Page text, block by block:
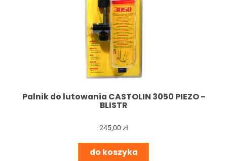
Palnik do lutowania CASTOLIN 3050 PIEZO -
BLISTR
245,00 zł
do koszyka